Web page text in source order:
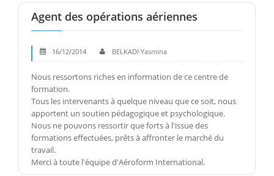
Agent des opérations aériennes
16/12/2014 BELKADI Yasmina
Nous ressortons riches en information de ce centre de
formation.
Tous les intervenants à quelque niveau que ce soit, nous
apportent un soutien pédagogique et psychologique.
Nous ne pouvons ressortir que forts à l'issue des
formations effectuées, prêts à affronter le marché du
travail.
Merci à toute l'équipe d'Aéroform International.